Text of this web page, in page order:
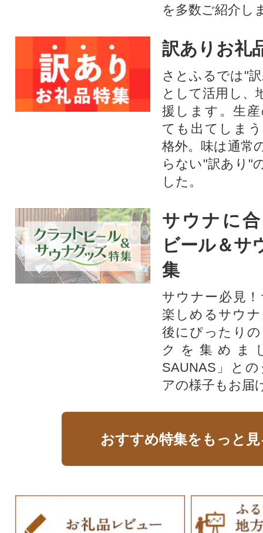
を多数ご紹介し
訳ありお礼
さとふるでは"
として活用し、
援します。⽣
ても出てしま
格外。味は通常
らない"訳あり"
した。
サウナに
ビール＆サ
集
サウナー必見
楽しめるサウ
後にぴったり
クを集めま
SAUNAS」と
アの様子もお届
おすすめ特集をもっと